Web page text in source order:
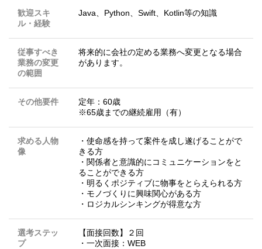
歓迎スキ
ル・経験
Java、Python、Swift、Kotlin等の知識
従事すべき
業務の変更
の範囲
将来的に会社の定める業務へ変更となる場合
があります。
その他要件
定年：60歳
※65歳までの継続雇用（有）
求める人物
像
・使命感を持って案件を成し遂げることがで
きる方
・関係者と意識的にコミュニケーションをと
ることができる方
・明るくポジティブに物事をとらえられる方
・モノづくりに興味関心がある方
・ロジカルシンキングが得意な方
選考ステッ
プ
【面接回数】２回
・一次面接：WEB